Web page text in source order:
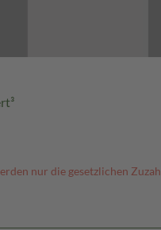
nur die gesetzlichen